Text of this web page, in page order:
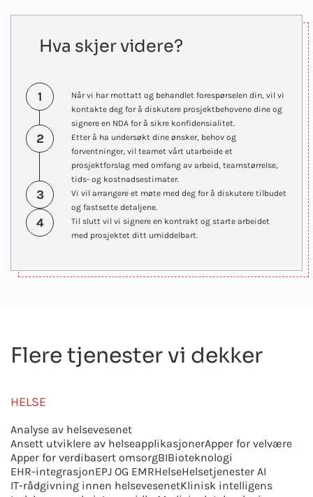
Hva skjer videre?
1
Når vi har mottatt og behandlet forespørselen din, vil vi
kontakte deg for å diskutere prosjektbehovene dine og
signere en NDA for å sikre konfidensialitet.
2
Etter å ha undersøkt dine ønsker, behov og
forventninger, vil teamet vårt utarbeide et
prosjektforslag med omfang av arbeid, teamstørrelse,
tids- og kostnadsestimater.
3
Vi vil arrangere et møte med deg for å diskutere tilbudet
og fastsette detaljene.
4
Til slutt vil vi signere en kontrakt og starte arbeidet
med prosjektet ditt umiddelbart.
Flere tjenester vi dekker
HELSE
Analyse av helsevesenet
Ansett utviklere av helseapplikasjonerApper for velvære
Apper for verdibasert omsorgBIBioteknologi
EHR-integrasjonEPJ OG EMRHelseHelsetjenester AI
IT-rådgivning innen helsevesenetKlinisk intelligens